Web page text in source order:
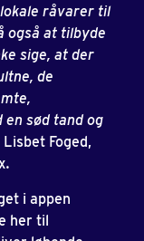
råvarer til
også at tilbyde
sige, at der
de
sød tand og
Foged,
.
i appen
her til